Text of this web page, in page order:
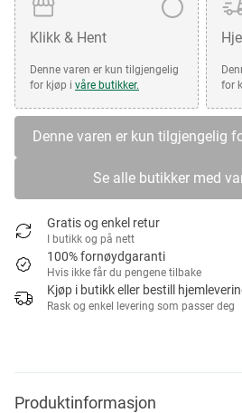
Klikk & Hent
Denne varen er kun tilgjengelig
for kjøp i våre butikker.
for
Denne varen er kun tilgjengelig
Se alle butikker med
Gratis og enkel retur
I butikk og på nett
100% fornøydgaranti
Hvis ikke får du pengene tilbake
Kjøp i butikk eller bestill
Rask og enkel levering som passer deg
Produktinformasjon